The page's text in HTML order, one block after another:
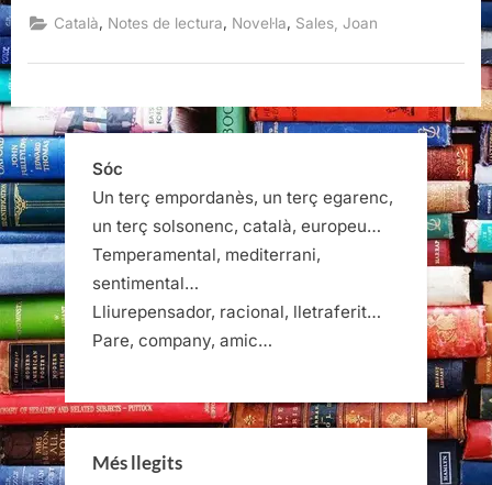
nit,
Sales”
Català, Notes de lectura, Novel·la, Sales, Joan
Sóc
Un terç empordanès, un terç egarenc,
un terç solsonenc, català, europeu…
Temperamental, mediterrani,
sentimental…
Lliurepensador, racional, lletraferit…
Pare, company, amic…
Més llegits